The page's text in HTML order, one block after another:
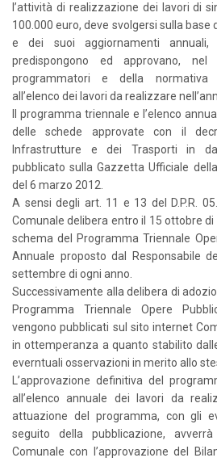
l’attività di realizzazione dei lavori di
100.000 euro, deve svolgersi sulla
e dei suoi aggiornamenti annuali,
predispongono ed approvano,
programmatori e della normativa
all’elenco dei lavori da realizzare
Il programma triennale e l’elenco
delle schede approvate con il
Infrastrutture e dei Trasporti in
pubblicato sulla Gazzetta Ufficiale
del 6 marzo 2012.
A sensi degli art. 11 e 13 del D.P.R.
Comunale delibera entro il 15 ottobre
schema del Programma Triennale
Annuale proposto dal Responsabile
settembre di ogni anno.
Successivamente alla delibera di
Programma Triennale Opere
vengono pubblicati sul sito internet
in ottemperanza a quanto stabilito
everntuali osservazioni in merito allo
L’approvazione definitiva del
all’elenco annuale dei lavori da
attuazione del programma, con gli
seguito della pubblicazione,
Comunale con l’approvazione del